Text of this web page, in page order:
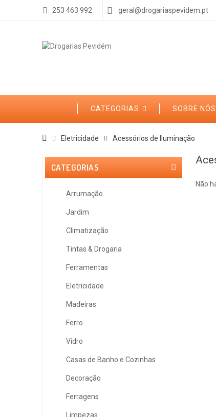
253 463 992 geral@drogariaspevidem.pt
CATEGORIAS SOBRE NÓS
Eletricidade Acessórios de Iluminação
CATEGORIAS
Arrumação
Jardim
Climatização
Tintas & Drogaria
Ferramentas
Eletricidade
Madeiras
Ferro
Vidro
Casas de Banho e Cozinhas
Decoração
Ferragens
Limpezas
Não